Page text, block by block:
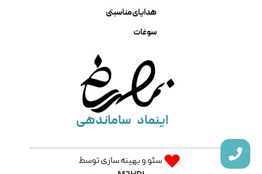
هدایای مناسبتی
سوغات
اینماد ساماندهی
سئو و بهینه سازی توسط